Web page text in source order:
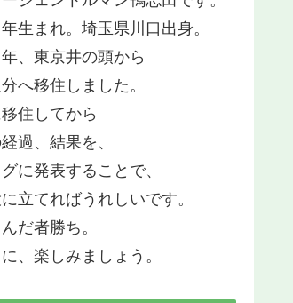
生まれ。埼玉県川口出身。
、東京井の頭から
へ移住しました。
住してから
過、結果を、
に発表することで、
立てればうれしいです。
だ者勝ち。
、楽しみましょう。